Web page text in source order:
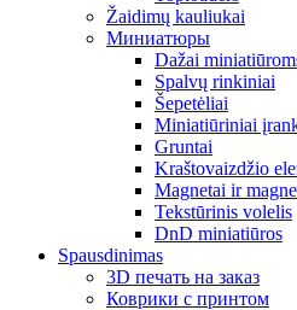
Žaidimų kauliukai
Миниатюры
Dažai
Spalvų rinkiniai
Šepetėliai
Miniatiūriniai
Gruntai
Kraštovaizdžio
Magnetai ir
Tekstūrinis volelis
DnD miniatiūros
Spausdinimas
3D печать на заказ
Коврики с принтом